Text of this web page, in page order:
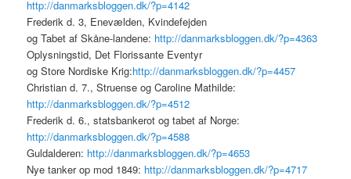
http://danmarksbloggen.dk/?p=4142
Frederik d. 3, Enevælden, Kvindefejden
og Tabet af Skåne-landene: http://danmarksbloggen.dk/?p=4363
Oplysningstid, Det Florissante Eventyr
og Store Nordiske Krig:http://danmarksbloggen.dk/?p=4457
Christian d. 7., Struense og Caroline Mathilde:
http://danmarksbloggen.dk/?p=4512
Frederik d. 6., statsbankerot og tabet af Norge:
http://danmarksbloggen.dk/?p=4588
Guldalderen: http://danmarksbloggen.dk/?p=4653
Nye tanker op mod 1849: http://danmarksbloggen.dk/?p=4717